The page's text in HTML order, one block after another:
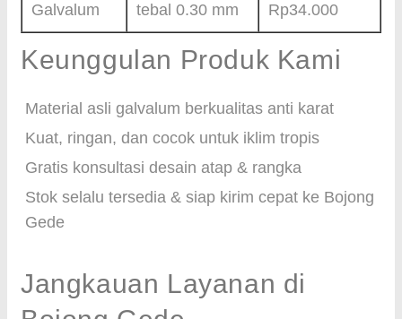
Galvalum
tebal 0.30 mm
Rp34.000
Keunggulan Produk Kami
Material asli galvalum berkualitas anti karat
Kuat, ringan, dan cocok untuk iklim tropis
Gratis konsultasi desain atap & rangka
Stok selalu tersedia & siap kirim cepat ke Bojong
Gede
Jangkauan Layanan di